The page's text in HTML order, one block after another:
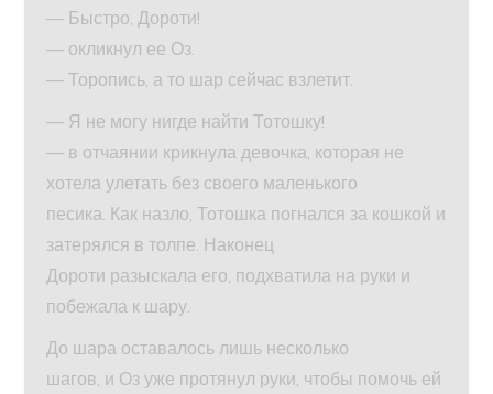
— Быстро, Дороти!
— окликнул ее Оз.
— Торопись, а то шар сейчас взлетит.
— Я не могу нигде найти Тотошку!
— в отчаянии крикнула девочка, которая не
хотела улетать без своего маленького
песика. Как назло, Тотошка погнался за кошкой и
затерялся в толпе. Наконец
Дороти разыскала его, подхватила на руки и
побежала к шару.
До шара оставалось лишь несколько
шагов, и Оз уже протянул руки, чтобы помочь ей